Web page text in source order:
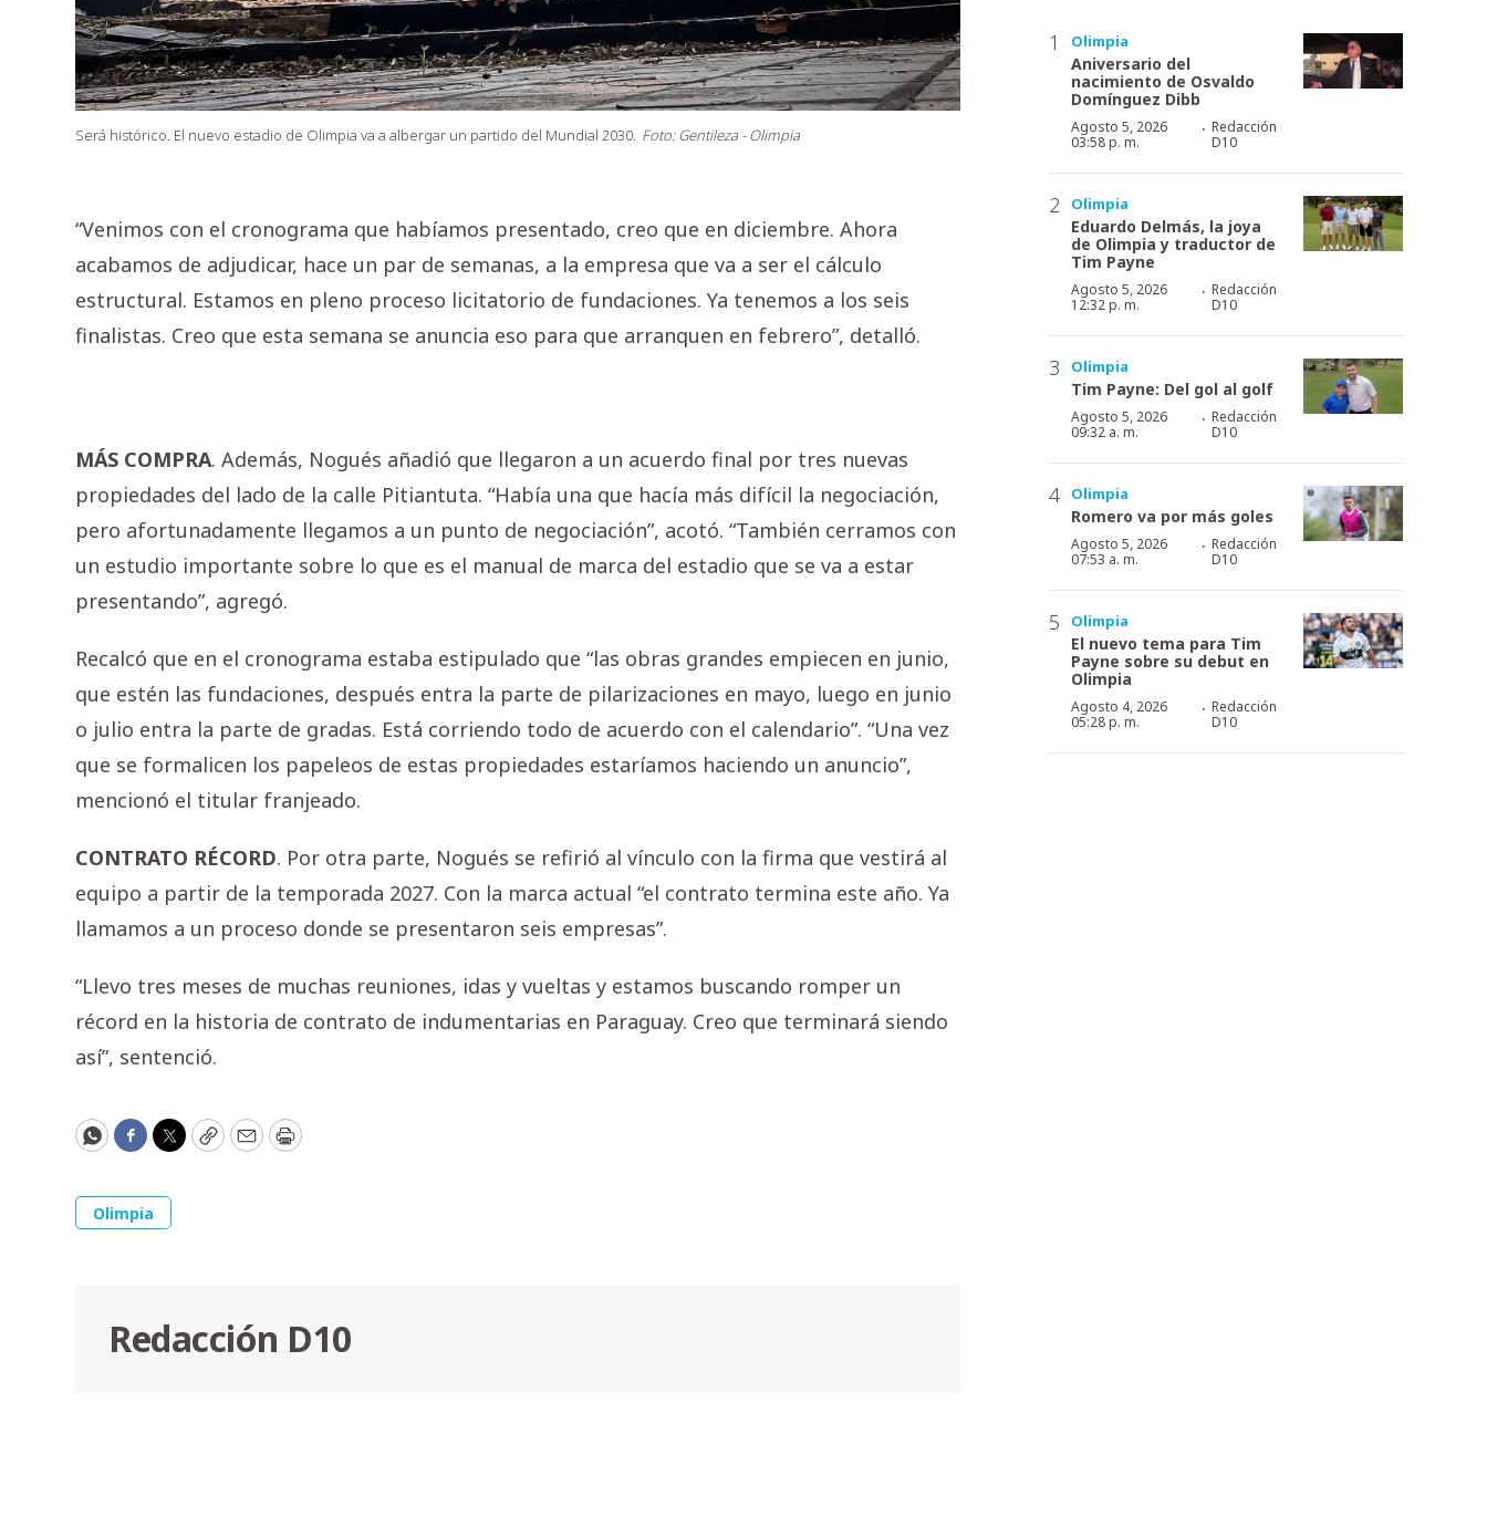
Será histórico. El nuevo estadio de Olimpia va a albergar un partido del Mundial 2030. Foto: Gentileza - Olimpia
“Venimos con el cronograma que habíamos presentado, creo que en diciembre. Ahora
acabamos de adjudicar, hace un par de semanas, a la empresa que va a ser el cálculo
estructural. Estamos en pleno proceso licitatorio de fundaciones. Ya tenemos a los seis
finalistas. Creo que esta semana se anuncia eso para que arranquen en febrero”, detalló.
MÁS COMPRA. Además, Nogués añadió que llegaron a un acuerdo final por tres nuevas
propiedades del lado de la calle Pitiantuta. “Había una que hacía más difícil la negociación,
pero afortunadamente llegamos a un punto de negociación”, acotó. “También cerramos con
un estudio importante sobre lo que es el manual de marca del estadio que se va a estar
presentando”, agregó.
Recalcó que en el cronograma estaba estipulado que “las obras grandes empiecen en junio,
que estén las fundaciones, después entra la parte de pilarizaciones en mayo, luego en junio
o julio entra la parte de gradas. Está corriendo todo de acuerdo con el calendario”. “Una vez
que se formalicen los papeleos de estas propiedades estaríamos haciendo un anuncio”,
mencionó el titular franjeado.
CONTRATO RÉCORD. Por otra parte, Nogués se refirió al vínculo con la firma que vestirá al
equipo a partir de la temporada 2027. Con la marca actual “el contrato termina este año. Ya
llamamos a un proceso donde se presentaron seis empresas”.
“Llevo tres meses de muchas reuniones, idas y vueltas y estamos buscando romper un
récord en la historia de contrato de indumentarias en Paraguay. Creo que terminará siendo
así”, sentenció.
WhatsApp
Facebook
Twitter
CopyEmailPrint
Olimpia
Redacción D10
Olimpia
Aniversario del
nacimiento de Osvaldo
Domínguez Dibb
Agosto 5, 2026
03:58 p. m.
· Redacción
D10
Olimpia
Eduardo Delmás, la joya
de Olimpia y traductor de
Tim Payne
Agosto 5, 2026
12:32 p. m.
· Redacción
D10
Olimpia
Tim Payne: Del gol al golf
Agosto 5, 2026
09:32 a. m.
· Redacción
D10
Olimpia
Romero va por más goles
Agosto 5, 2026
07:53 a. m.
· Redacción
D10
Olimpia
El nuevo tema para Tim
Payne sobre su debut en
Olimpia
Agosto 4, 2026
05:28 p. m.
· Redacción
D10